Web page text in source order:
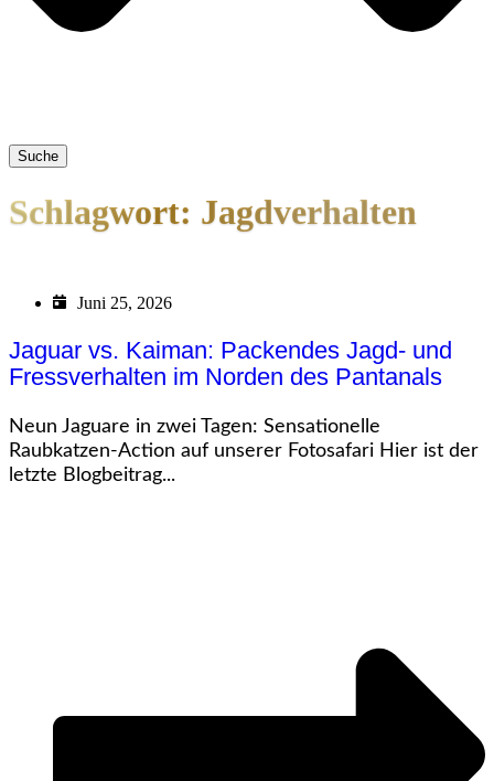
Suche
Schlagwort: Jagdverhalten
Juni 25, 2026
Jaguar vs. Kaiman: Packendes Jagd- und
Fressverhalten im Norden des Pantanals
Neun Jaguare in zwei Tagen: Sensationelle
Raubkatzen-Action auf unserer Fotosafari Hier ist der
letzte Blogbeitrag...